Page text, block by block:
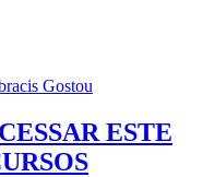
Gostou
ESTE